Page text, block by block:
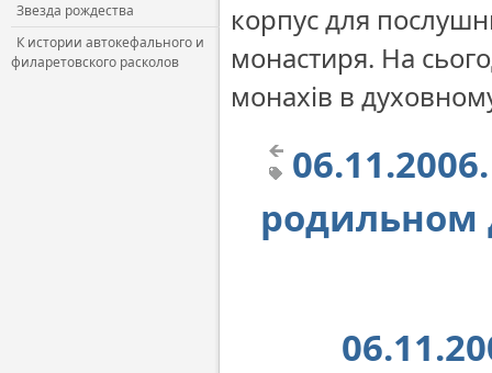
Звезда рождества
К истории автокефального и
филаретовского расколов
корпус для
монастиря. На
монахів в
родильном